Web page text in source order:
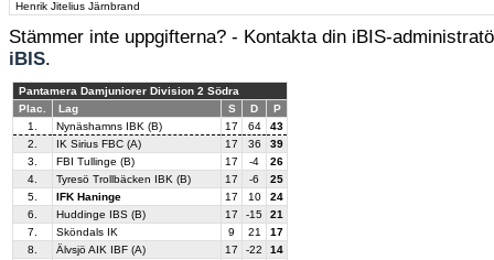
Henrik Jitelius Järnbrand
Stämmer inte uppgifterna? - Kontakta din iBIS-
iBIS.
Pantamera Damjuniorer Division 2 Södra
Plac.
Lag S D P
1. Nynäshamns IBK (B) 17 64
43
2.
IK Sirius FBC (A) 17 36
39
3.
FBI Tullinge (B) 17 -4
26
4.
Tyresö Trollbäcken IBK (B) 17 -6
25
5.
IFK Haninge 17 10
24
6.
Huddinge IBS (B) 17 -15
21
7.
Sköndals IK 9 21
17
8.
Älvsjö AIK IBF (A) 17 -22
14